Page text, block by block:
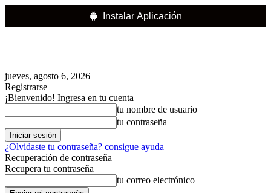
Instalar Aplicación
jueves, agosto 6, 2026
Registrarse
¡Bienvenido! Ingresa en tu cuenta
tu nombre de usuario
tu contraseña
¿Olvidaste tu contraseña? consigue ayuda
Recuperación de contraseña
Recupera tu contraseña
tu correo electrónico